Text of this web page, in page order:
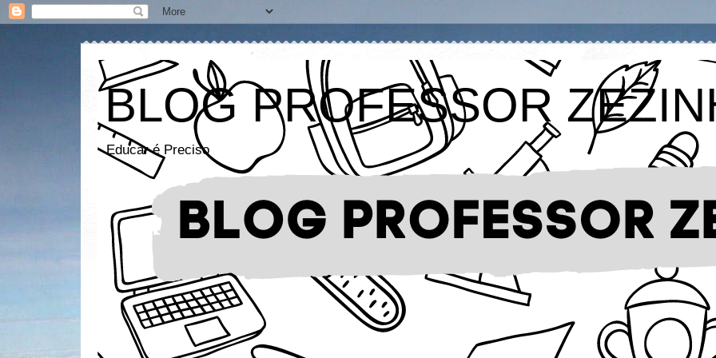
BLOG PROFESSOR
Educar é Preciso